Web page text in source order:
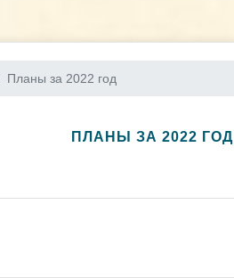
Планы за 2022 год
ПЛАНЫ ЗА 2022 ГОД